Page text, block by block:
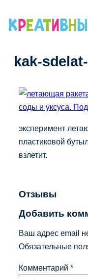
kak-
эксперимент
пластиковой
взлетит.
Отзывы
Добавить
Ваш адрес email
Обязательные
Комментарий *